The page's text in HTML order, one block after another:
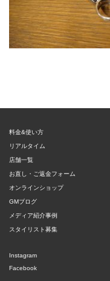
料金&使い方
リアルタイム
店舗一覧
お直し・ご返金フォーム
オンラインショップ
GMブログ
メディア紹介事例
スタイリスト募集
Instagram
Facebook